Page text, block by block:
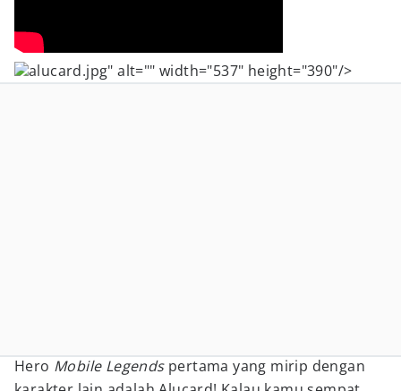
alucard.jpg" alt="" width="537" height="390"/>
Hero Mobile Legendspertama yang mirip dengan